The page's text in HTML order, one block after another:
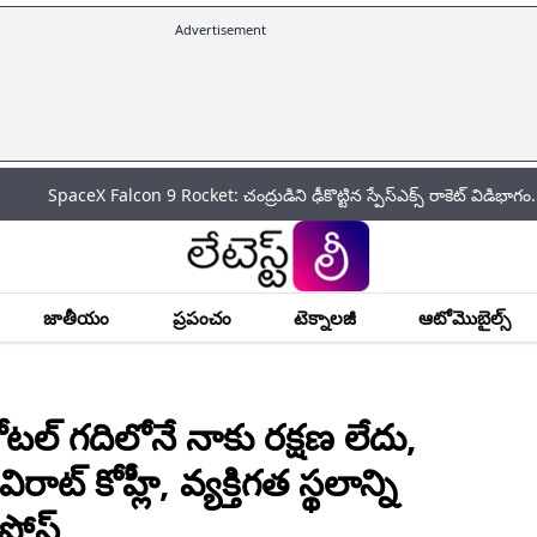
Advertisement
Falcon 9 Rocket: చంద్రుడిని ఢీకొట్టిన స్పేస్‌ఎక్స్ రాకెట్ విడిభాగం.. అంతరిక్ష
జాతీయం ప్రపంచం టెక్నాలజీ ఆటోమొబైల్స్
గదిలోనే నాకు రక్షణ లేదు,
కోహ్లీ, వ్యక్తిగత స్థలాన్ని